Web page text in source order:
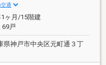
通
ヶ月/15階建
69戸
県神戸市中央区元町通３丁